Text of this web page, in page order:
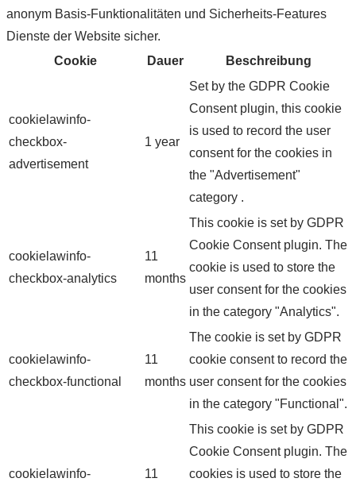
anonym Basis-Funktionalitäten und Sicherheits-Features
Dienste der Website sicher.
Cookie
Dauer Beschreibung
cookielawinfo-
checkbox-
advertisement
1 year
Set by the GDPR Cookie
Consent plugin, this cookie
is used to record the user
consent for the cookies in
the "Advertisement"
category .
cookielawinfo-
checkbox-analytics
11
months
This cookie is set by GDPR
Cookie Consent plugin. The
cookie is used to store the
user consent for the cookies
in the category "Analytics".
cookielawinfo-
checkbox-functional
11
months
The cookie is set by GDPR
cookie consent to record the
user consent for the cookies
in the category "Functional".
cookielawinfo-
11
This cookie is set by GDPR
Cookie Consent plugin. The
cookies is used to store the